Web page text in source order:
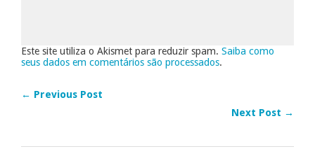
Este site utiliza o Akismet para reduzir spam. Saiba como
seus dados em comentários são processados.
← Previous Post
Next Post →